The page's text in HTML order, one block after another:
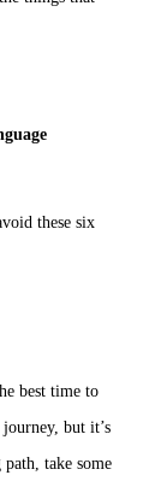
these six
best time to
but it’s
take some